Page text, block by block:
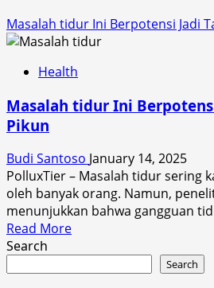
Masalah tidur Ini Berpotensi Jadi
Health
Masalah tidur Ini
Pikun
Budi Santoso January 14, 2025
PolluxTier – Masalah tidur sering
oleh banyak orang. Namun,
menunjukkan bahwa gangguan
Read MoreRead
Search
Search